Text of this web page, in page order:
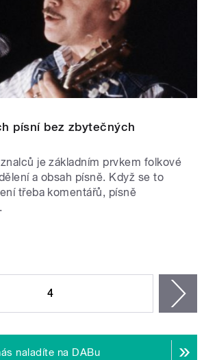
písní bez zbytečných
je základním prvkem folkové
a obsah písně. Když se to
třeba komentářů, písně
4
naladíte na DABu